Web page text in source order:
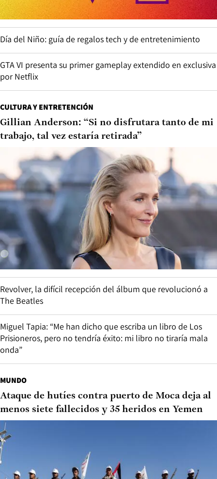
Día del Niño: guía de regalos tech y de entretenimiento
GTA VI presenta su primer gameplay extendido en exclusiva
por Netflix
CULTURA Y ENTRETENCIÓN
Gillian Anderson: “Si no disfrutara tanto de mi
trabajo, tal vez estaría retirada”
Revolver, la difícil recepción del álbum que revolucionó a
The Beatles
Miguel Tapia: “Me han dicho que escriba un libro de Los
Prisioneros, pero no tendría éxito: mi libro no tiraría mala
onda”
MUNDO
Ataque de hutíes contra puerto de Moca deja al
menos siete fallecidos y 35 heridos en Yemen